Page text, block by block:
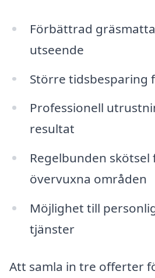
Förbättrad
utseende
Större tidsbesparing
Professionell
resultat
Regelbunden
övervuxna områden
Möjlighet till
tjänster
Att samla in tre offerter